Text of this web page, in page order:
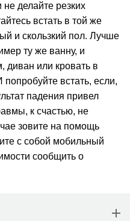
делайте резких
встать в той же
и скользкий пол. Лучше
ту же ванну, и
диван или кровать в
попробуйте встать, если,
падения привел
к счастью, не
зовите на помощь
с собой мобильный
сообщить о